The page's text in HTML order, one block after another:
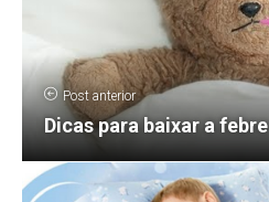
Post anterior
Dicas para baixar a febre